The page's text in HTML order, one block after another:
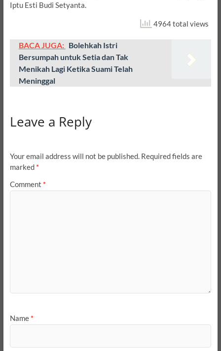
Iptu Esti Budi Setyanta.
4964 total views
BACA JUGA: Bolehkah Istri
Bersumpah untuk Setia dan Tak
Menikah Lagi Ketika Suami Telah
Meninggal
Leave a Reply
Your email address will not be published. Required fields are
marked *
Comment *
Name *